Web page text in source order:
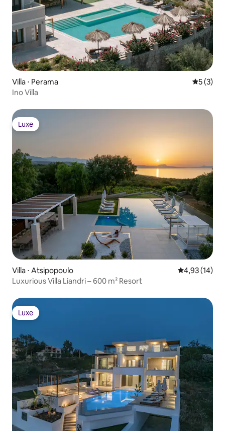
Villa ⋅ Perama
5 (3)
Ino Villa
Luxe
Luxe
Villa ⋅ Atsipopoulo Évaluation
4,93 (14)
Luxurious Villa Liandri – 600 m² Resort
Luxe
Luxe